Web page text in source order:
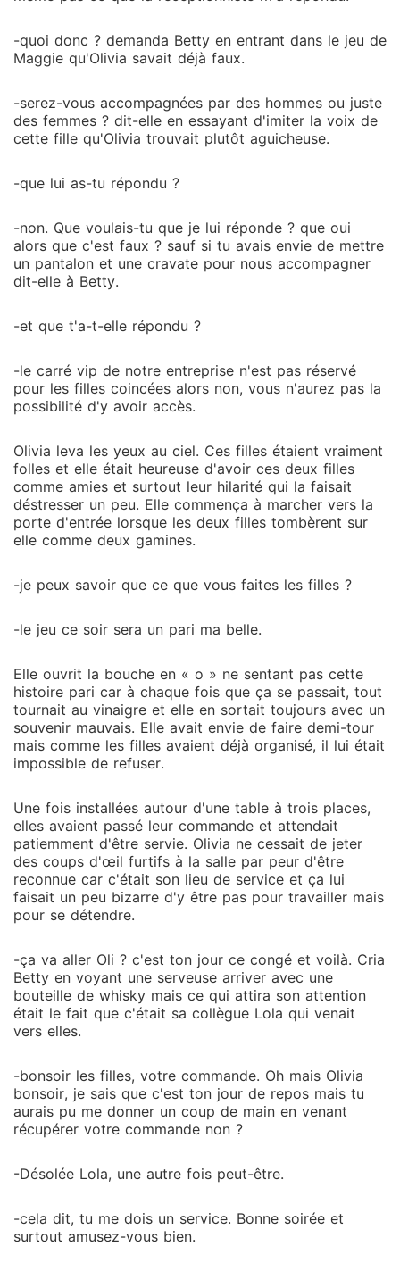
-quoi donc ? demanda Betty en entrant dans le jeu de
Maggie qu'Olivia savait déjà faux.
-serez-vous accompagnées par des hommes ou juste
des femmes ? dit-elle en essayant d'imiter la voix de
cette fille qu'Olivia trouvait plutôt aguicheuse.
-que lui as-tu répondu ?
-non. Que voulais-tu que je lui réponde ? que oui
alors que c'est faux ? sauf si tu avais envie de mettre
un pantalon et une cravate pour nous accompagner
dit-elle à Betty.
-et que t'a-t-elle répondu ?
-le carré vip de notre entreprise n'est pas réservé
pour les filles coincées alors non, vous n'aurez pas la
possibilité d'y avoir accès.
Olivia leva les yeux au ciel. Ces filles étaient vraiment
folles et elle était heureuse d'avoir ces deux filles
comme amies et surtout leur hilarité qui la faisait
déstresser un peu. Elle commença à marcher vers la
porte d'entrée lorsque les deux filles tombèrent sur
elle comme deux gamines.
-je peux savoir que ce que vous faites les filles ?
-le jeu ce soir sera un pari ma belle.
Elle ouvrit la bouche en « o » ne sentant pas cette
histoire pari car à chaque fois que ça se passait, tout
tournait au vinaigre et elle en sortait toujours avec un
souvenir mauvais. Elle avait envie de faire demi-tour
mais comme les filles avaient déjà organisé, il lui était
impossible de refuser.
Une fois installées autour d'une table à trois places,
elles avaient passé leur commande et attendait
patiemment d'être servie. Olivia ne cessait de jeter
des coups d'œil furtifs à la salle par peur d'être
reconnue car c'était son lieu de service et ça lui
faisait un peu bizarre d'y être pas pour travailler mais
pour se détendre.
-ça va aller Oli ? c'est ton jour ce congé et voilà. Cria
Betty en voyant une serveuse arriver avec une
bouteille de whisky mais ce qui attira son attention
était le fait que c'était sa collègue Lola qui venait
vers elles.
-bonsoir les filles, votre commande. Oh mais Olivia
bonsoir, je sais que c'est ton jour de repos mais tu
aurais pu me donner un coup de main en venant
récupérer votre commande non ?
-Désolée Lola, une autre fois peut-être.
-cela dit, tu me dois un service. Bonne soirée et
surtout amusez-vous bien.